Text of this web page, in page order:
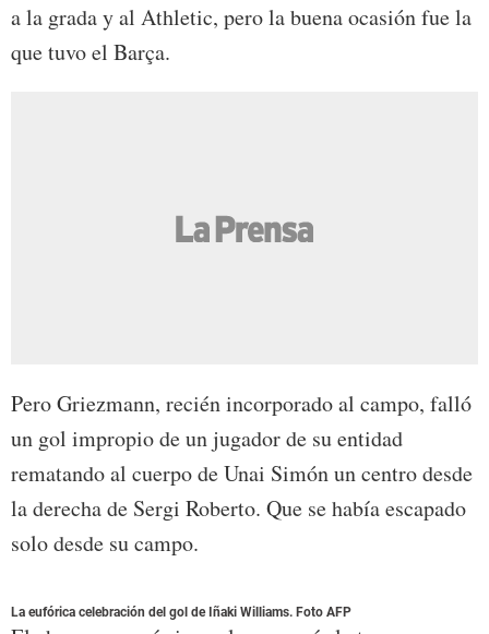
a la grada y al Athletic, pero la buena ocasión fue la
que tuvo el Barça.
Pero Griezmann, recién incorporado al campo, falló
un gol impropio de un jugador de su entidad
rematando al cuerpo de Unai Simón un centro desde
la derecha de Sergi Roberto. Que se había escapado
solo desde su campo.
La eufórica celebración del gol de Iñaki Williams. Foto AFP